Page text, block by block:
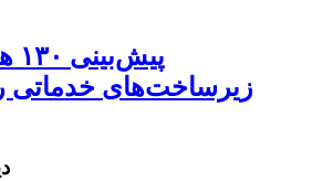
زیرساخت‌های خدماتی